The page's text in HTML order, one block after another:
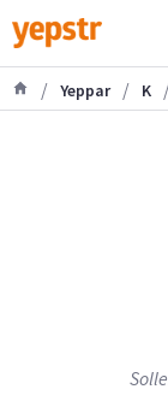
/ Yeppar / K